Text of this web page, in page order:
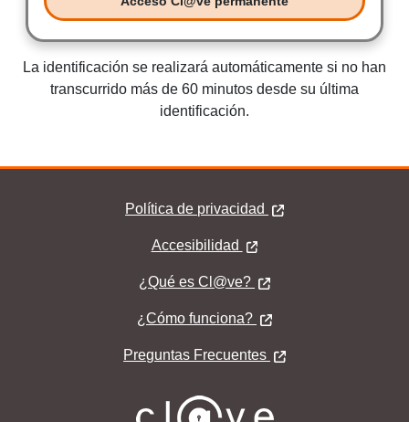
Acceso Clave permanente
La identificación se realizará automáticamente si no han
transcurrido más de 60 minutos desde su última
identificación.
Política de privacidad
Accesibilidad
¿Qué es Cl@ve? ¿Qué es Cl@ve?
¿Cómo funciona?
Preguntas Frecuentes